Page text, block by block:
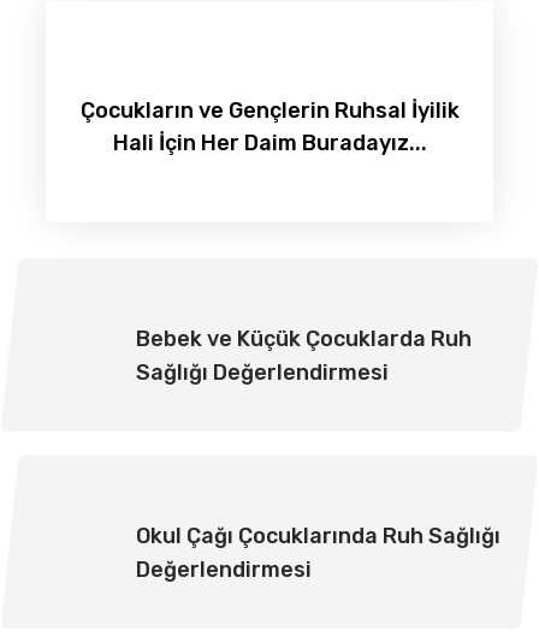
Çocukların ve Gençlerin Ruhsal İyilik
Hali İçin Her Daim Buradayız...
Bebek ve Küçük Çocuklarda Ruh
Sağlığı Değerlendirmesi
Okul Çağı Çocuklarında Ruh Sağlığı
Değerlendirmesi